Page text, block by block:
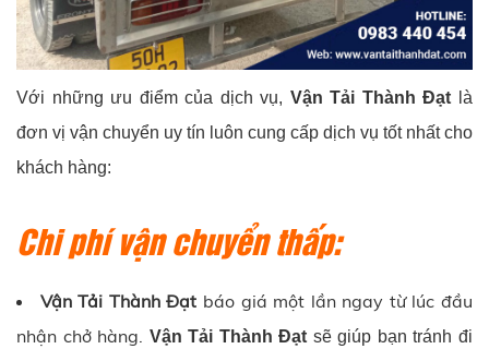
Với những ưu điểm của dịch vụ, Vận Tải Thành Đạt là
đơn vị vận chuyển uy tín luôn cung cấp dịch vụ tốt nhất cho
khách hàng:
Chi phí vận chuyển thấp:
Vận Tải Thành Đạt báo giá một lần ngay từ lúc đầu
nhận chở hàng. Vận Tải Thành Đạt sẽ giúp bạn tránh đi